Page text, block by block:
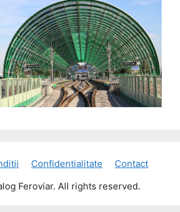
Confidentialitate
Contact
Feroviar. All rights reserved.